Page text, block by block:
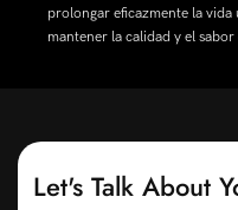
prolongar eficazmente la vida
mantener la calidad y el sabor
Let's Talk About